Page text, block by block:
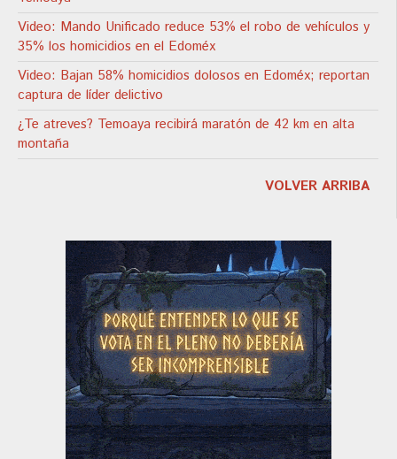
Video: Mando Unificado reduce 53% el robo de vehículos y
35% los homicidios en el Edoméx
Video: Bajan 58% homicidios dolosos en Edoméx; reportan
captura de líder delictivo
¿Te atreves? Temoaya recibirá maratón de 42 km en alta
montaña
VOLVER ARRIBA